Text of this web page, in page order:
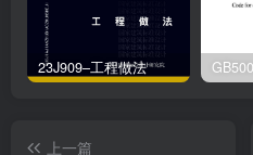
23J909–工程做法
上一篇